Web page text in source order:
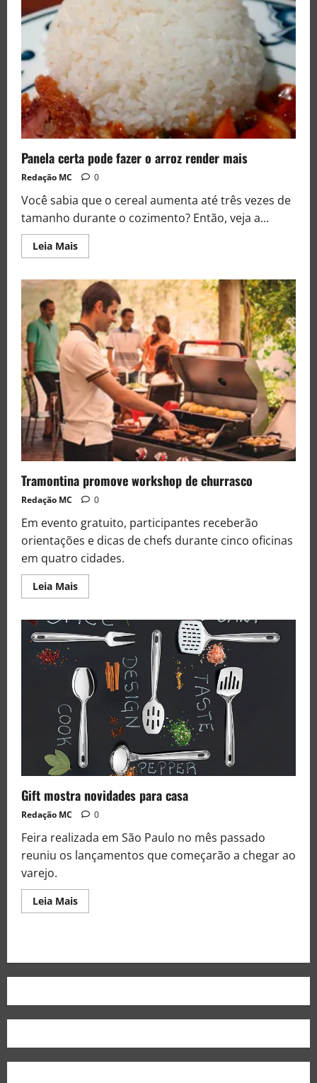
Panela certa pode fazer o arroz render mais
Redação MC 0
Você sabia que o cereal aumenta até três vezes de
tamanho durante o cozimento? Então, veja a...
Leia Mais
Tramontina promove workshop de churrasco
Redação MC 0
Em evento gratuito, participantes receberão
orientações e dicas de chefs durante cinco oficinas
em quatro cidades.
Leia Mais
Gift mostra novidades para casa
Redação MC 0
Feira realizada em São Paulo no mês passado
reuniu os lançamentos que começarão a chegar ao
varejo.
Leia Mais